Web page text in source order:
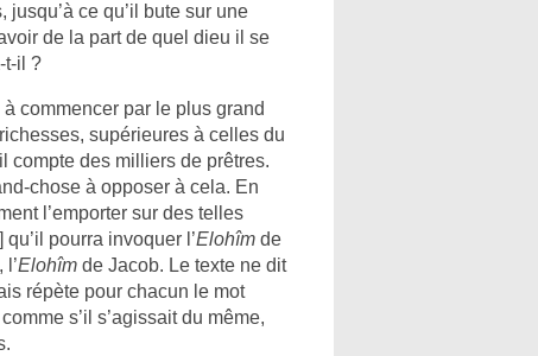
ce qu’il bute sur une
de la part de quel dieu il se
t-il ?
à commencer par le plus grand
supérieures à celles du
compte des milliers de prêtres.
chose à opposer à cela. En
l’emporter sur des telles
qu’il pourra invoquer l’Elohîm de
l’Elohîm de Jacob. Le texte ne dit
répète pour chacun le mot
s’il s’agissait du même,